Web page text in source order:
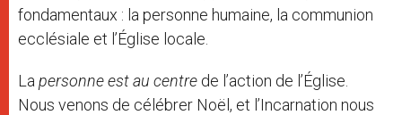
fondamentaux : la personne humaine, la communion
ecclésiale et l’Église locale.
La personne est au centre de l’action de l’Église.
Nous venons de célébrer Noël, et l’Incarnation nous